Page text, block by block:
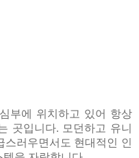
부에 위치하고 있어 항상
곳입니다. 모던하고 유니
러우면서도 현대적인 인